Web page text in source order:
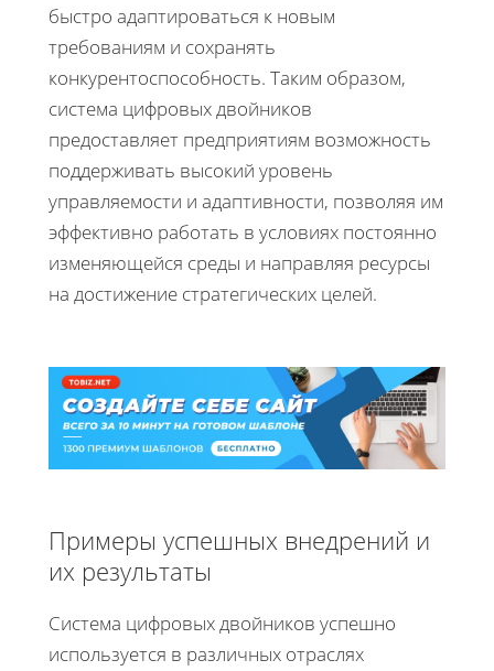
быстро адаптироваться к новым
требованиям и сохранять
конкурентоспособность. Таким образом,
система цифровых двойников
предоставляет предприятиям возможность
поддерживать высокий уровень
управляемости и адаптивности, позволяя им
эффективно работать в условиях постоянно
изменяющейся среды и направляя ресурсы
на достижение стратегических целей.
Примеры успешных внедрений и
их результаты
Система цифровых двойников успешно
используется в различных отраслях